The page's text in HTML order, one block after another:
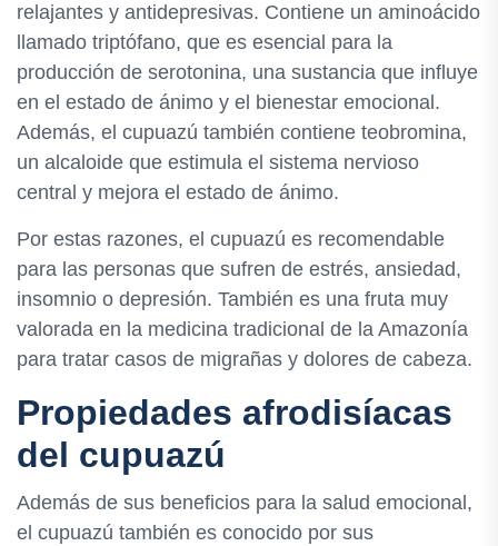
relajantes y antidepresivas. Contiene un aminoácido
llamado triptófano, que es esencial para la
producción de serotonina, una sustancia que influye
en el estado de ánimo y el bienestar emocional.
Además, el cupuazú también contiene teobromina,
un alcaloide que estimula el sistema nervioso
central y mejora el estado de ánimo.
Por estas razones, el cupuazú es recomendable
para las personas que sufren de estrés, ansiedad,
insomnio o depresión. También es una fruta muy
valorada en la medicina tradicional de la Amazonía
para tratar casos de migrañas y dolores de cabeza.
Propiedades afrodisíacas
del cupuazú
Además de sus beneficios para la salud emocional,
el cupuazú también es conocido por sus